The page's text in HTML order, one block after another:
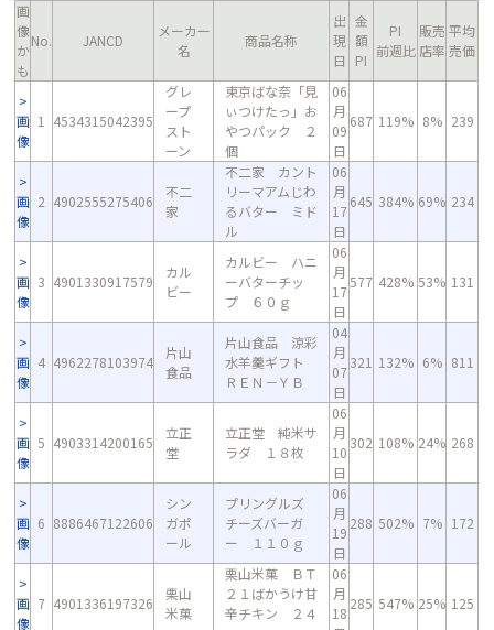
画
像
か
も
No. JANCD
メーカー
名
商品名称
出
現
日
金
額
PI
PI
前週比
販売
店率
平均
売価
画
像
1 4534315042395
グレ
ープ
スト
ーン
東京ばな奈「見
ぃつけたっ」お
やつパック ２
個
06
月
09
日
687 119% 8% 239
画
像
2 4902555275406
不二
家
不二家 カント
リーマアムじわ
るバター ミド
ル
06
月
17
日
645 384% 69% 234
画
像
3 4901330917579
カル
ビー
カルビー ハニ
ーバターチッ
プ ６０ｇ
06
月
17
日
577 428% 53% 131
画
像
4 4962278103974
片山
食品
片山食品 涼彩
水羊羹ギフト
ＲＥＮ－ＹＢ
04
月
07
日
321 132% 6% 811
画
像
5 4903314200165
立正
堂
立正堂 純米サ
ラダ １８枚
06
月
10
日
302 108% 24% 268
画
像
6 8886467122606
シン
ガポ
ール
プリングルズ
チーズバーガ
ー １１０ｇ
06
月
19
日
288 502% 7% 172
画
像
7 4901336197326
栗山
米菓
栗山米菓 ＢＴ
２１ばかうけ甘
辛チキン ２４
06
月
18
285 547% 25% 125